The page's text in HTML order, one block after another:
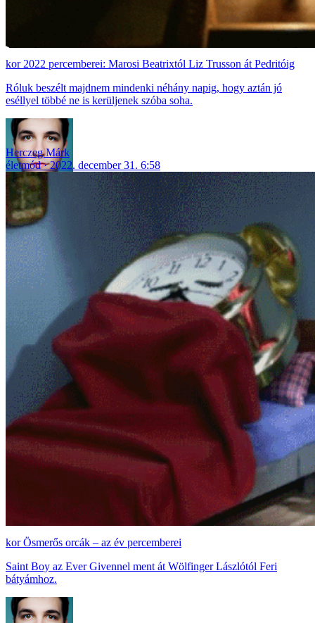
2022 percemberei: Marosi Beatrixtól Liz Trusson át Pedritóig
Róluk beszélt majdnem mindenki néhány napig, hogy aztán jó
eséllyel többé ne is kerüljenek szóba soha.
Herczeg Márk
életmód
2022. december 31. 6:58
Ösmerős orcák – az év percemberei
Saint Boy az Ever Givennel ment át Wölfinger Lászlótól Feri
bátyámhoz.